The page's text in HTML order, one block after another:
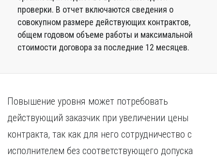
проверки. В отчет включаются сведения о
совокупном размере действующих контрактов,
общем годовом объеме работы и максимальной
стоимости договора за последние 12 месяцев.
Повышение уровня может потребовать
действующий заказчик при увеличении цены
контракта, так как для него сотрудничество с
исполнителем без соответствующего допуска